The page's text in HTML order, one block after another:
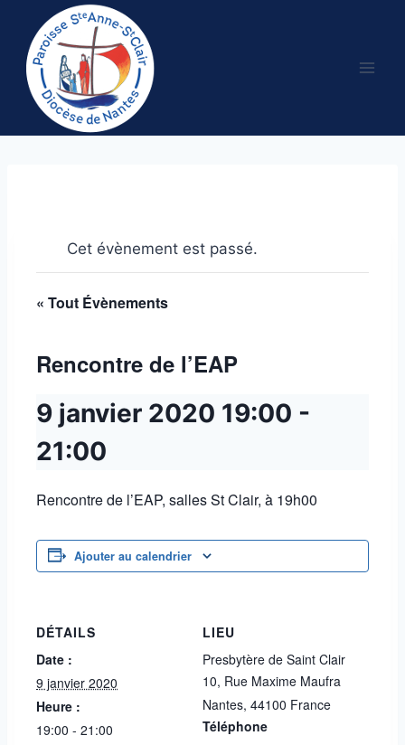
contenu
Cet évènement est passé.
« Tout Évènements
Rencontre de l’EAP
9 janvier 2020 19:00 -
21:00
Rencontre de l’EAP, salles St Clair, à 19h00
Ajouter au calendrier
DÉTAILS
Date :
9 janvier 2020
Heure :
19:00 - 21:00
LIEU
Presbytère de Saint Clair
10, Rue Maxime Maufra
Nantes, 44100 France
Téléphone